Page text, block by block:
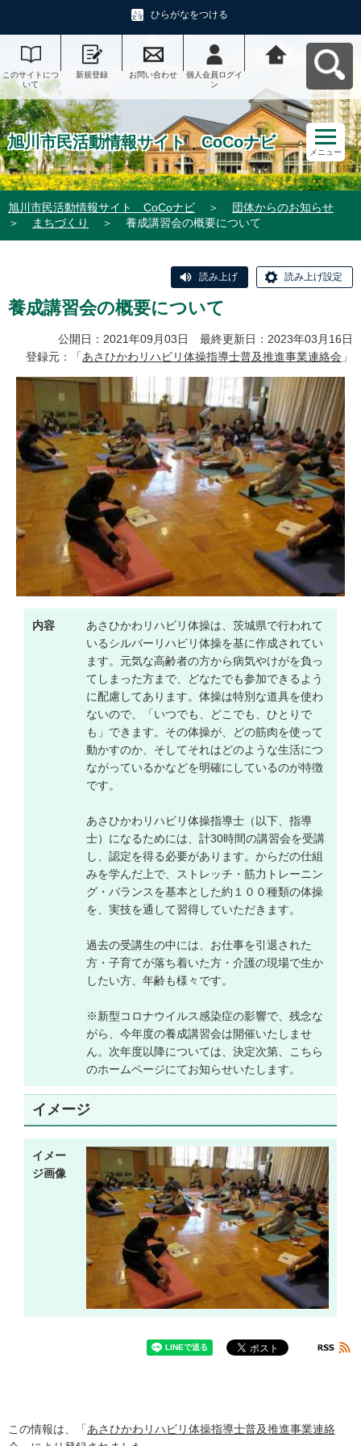
ひらがなをつける
このサイトにつ
いて
新規登録 お問い合わせ
個人会員ログイ
ン
ナビへ戻る
旭川市民活動情報サイト CoCoナビ
メニュー
旭川市民活動情報サイト CoCoナビ ＞
団体からのお知らせ
＞
まちづくり ＞ 養成講習会の概要について
読み上げ 読み上げ設定
養成講習会の概要について
公開日：2021年09月03日 最終更新日：2023年03月16日
登録元：「あさひかわリハビリ体操指導士普及推進事業連絡会 」
内容
あさひかわリハビリ体操は、茨城県で行われて
いるシルバーリハビリ体操を基に作成されてい
ます。元気な高齢者の方から病気やけがを負っ
てしまった方まで、どなたでも参加できるよう
に配慮してあります。体操は特別な道具を使わ
ないので、「いつでも、どこでも、ひとりで
も」できます。その体操が、どの筋肉を使って
動かすのか、そしてそれはどのような生活につ
ながっているかなどを明確にしているのが特徴
です。
あさひかわリハビリ体操指導士（以下、指導
士）になるためには、計30時間の講習会を受講
し、認定を得る必要があります。からだの仕組
みを学んだ上で、ストレッチ・筋力トレーニン
グ・バランスを基本とした約１００種類の体操
を、実技を通して習得していただきます。
過去の受講生の中には、お仕事を引退された
方・子育てが落ち着いた方・介護の現場で生か
したい方、年齢も様々です。
※新型コロナウイルス感染症の影響で、残念な
がら、今年度の養成講習会は開催いたしませ
ん。次年度以降については、決定次第、こちら
のホームページにてお知らせいたします。
イメージ
イメー
ジ画像
この情報は、「あさひかわリハビリ体操指導士普及推進事業連絡